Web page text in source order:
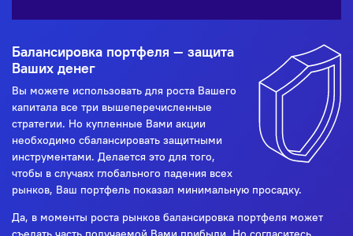
Балансировка портфеля — защита
Ваших денег
Вы можете использовать для роста Вашего
капитала все три вышеперечисленные
стратегии. Но купленные Вами акции
необходимо сбалансировать защитными
инструментами. Делается это для того,
чтобы в случаях глобального падения всех
рынков, Ваш портфель показал минимальную просадку.
Да, в моменты роста рынков балансировка портфеля может